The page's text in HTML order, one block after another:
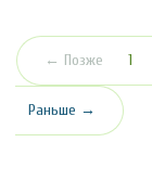
← Позже 1
Раньше →